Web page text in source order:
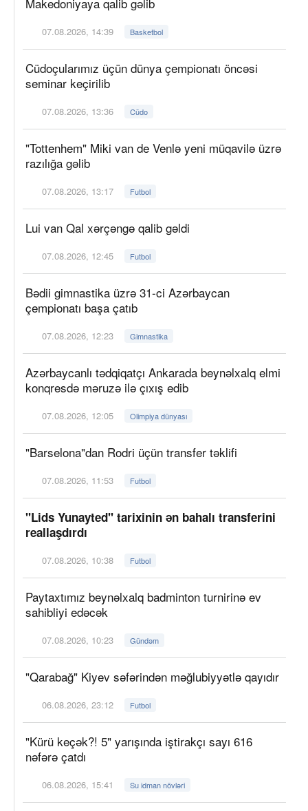
07.08.2026, 14:39 Basketbol
Cüdoçularımız üçün dünya çempionatı öncəsi
seminar keçirilib
07.08.2026, 13:36 Cüdo
"Tottenhem" Miki van de Venlə yeni müqavilə üzrə
razılığa gəlib
07.08.2026, 13:17 Futbol
Lui van Qal xərçəngə qalib gəldi
07.08.2026, 12:45 Futbol
Bədii gimnastika üzrə 31-ci Azərbaycan
çempionatı başa çatıb
07.08.2026, 12:23 Gimnastika
Azərbaycanlı tədqiqatçı Ankarada beynəlxalq elmi
konqresdə məruzə ilə çıxış edib
07.08.2026, 12:05 Olimpiya dünyası
"Barselona"dan Rodri üçün transfer təklifi
07.08.2026, 11:53 Futbol
"Lids Yunayted" tarixinin ən bahalı transferini
reallaşdırdı
07.08.2026, 10:38 Futbol
Paytaxtımız beynəlxalq badminton turnirinə ev
sahibliyi edəcək
07.08.2026, 10:23 Gündəm
"Qarabağ" Kiyev səfərindən məğlubiyyətlə qayıdır
06.08.2026, 23:12 Futbol
"Kürü keçək?! 5" yarışında iştirakçı sayı 616
nəfərə çatdı
06.08.2026, 15:41 Su idman növləri